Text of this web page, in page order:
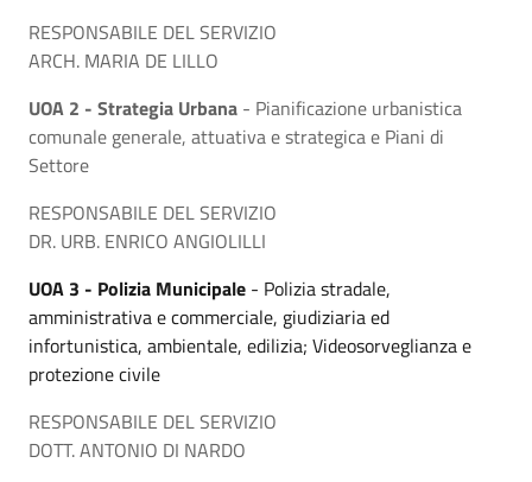
RESPONSABILE DEL SERVIZIO
ARCH. MARIA DE LILLO
UOA 2 - Strategia Urbana - Pianificazione urbanistica
comunale generale, attuativa e strategica e Piani di
Settore
RESPONSABILE DEL SERVIZIO
DR. URB. ENRICO ANGIOLILLI
UOA 3 - Polizia Municipale - Polizia stradale,
amministrativa e commerciale, giudiziaria ed
infortunistica, ambientale, edilizia; Videosorveglianza e
protezione civile
RESPONSABILE DEL SERVIZIO
DOTT. ANTONIO DI NARDO